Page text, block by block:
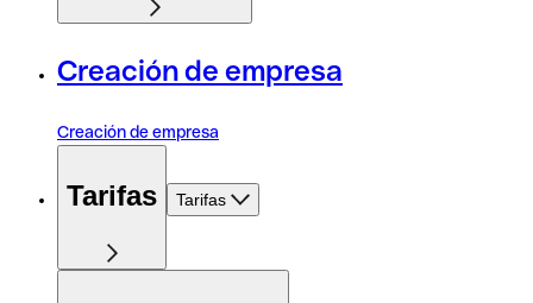
Creación de empresa
Creación de empresa
Tarifas Tarifas